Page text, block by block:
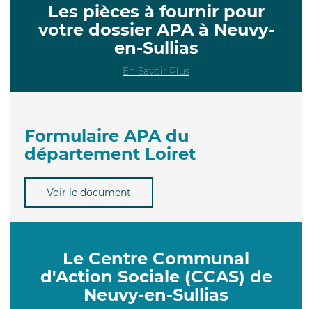
Les pièces à fournir pour
votre dossier APA à Neuvy-
en-Sullias
En Savoir Plus
Formulaire APA du
département Loiret
Voir le document
Le Centre Communal
d'Action Sociale (CCAS) de
Neuvy-en-Sullias